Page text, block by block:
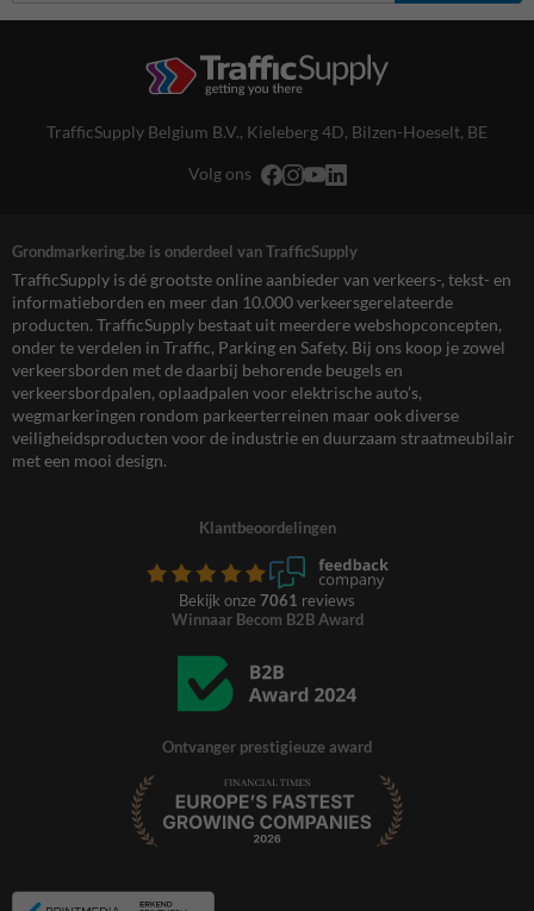
TrafficSupply Belgium B.V., Kieleberg 4D, Bilzen-Hoeselt, BE
Volg ons
Grondmarkering.be is onderdeel van TrafficSupply
TrafficSupply is dé grootste online aanbieder van verkeers-, tekst- en
informatieborden en meer dan 10.000 verkeersgerelateerde
producten. TrafficSupply bestaat uit meerdere webshopconcepten,
onder te verdelen in Traffic, Parking en Safety. Bij ons koop je zowel
verkeersborden met de daarbij behorende beugels en
verkeersbordpalen, oplaadpalen voor elektrische auto’s,
wegmarkeringen rondom parkeerterreinen maar ook diverse
veiligheidsproducten voor de industrie en duurzaam straatmeubilair
met een mooi design.
Klantbeoordelingen
Bekijk onze 7061 reviews
Winnaar Becom B2B Award
Ontvanger prestigieuze award